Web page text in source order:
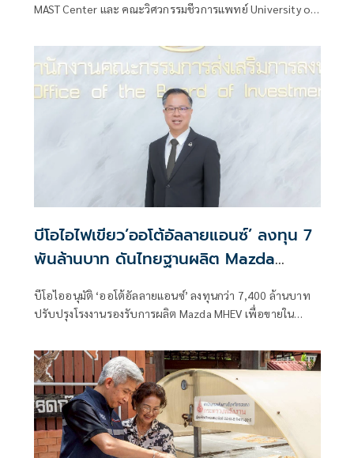
MAST Center และ คณะวิศวกรรมชีวการแพทย์ University of
นายณัฐพงษ์ เรืองปัญญาวุฒิ ส.ส.บัญชีรายชื่อ พรรคประชาชน
อภิปรายเกี่ยวกับงบฯหน่วยราชการในพระองค์ ว่า
บีโอไอไฟเขียว’ออโต้อัลลายแอนซ์’ ลงทุน 7
พันล้านบาท ดันไทยฐานผลิต Mazda
บีโอไออนุมัติ ‘ออโต้อัลลายแอนซ์’ ลงทุนกว่า 7,400 ล้านบาท
ปรับปรุงโรงงานรองรับการผลิต Mazda MHEV เพื่อขายใน
ของไทยในฐานะศูนย์กลางอุตสาหกรรมยานยนต์ระดับโลก